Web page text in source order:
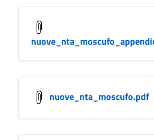
nuove_nta_moscufo.pdf